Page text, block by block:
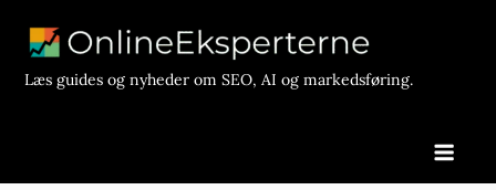
contentLæs guides og nyheder om SEO, AI og markedsføring.